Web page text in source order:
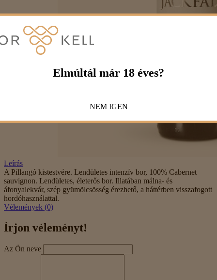
Leírás
A Pillangó kistestvére. Lendületes intenzív bor, 100% Cabernet
sauvignon. Lendületes, életerős bor. Illatában málna- és
áfonyalekvár, szép gyümölcsösség érezhető, a háttérben visszafogott
hordóhasználattal.
Vélemények (0)
Írjon véleményt!
Az Ön neve
Elmúltál már 18 éves?
NEM IGEN